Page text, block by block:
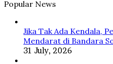
2026,
Alasan
Pertamina
Popular News
Jika Tak Ada Kendala,
Mendarat di Bandara
31 July, 2026